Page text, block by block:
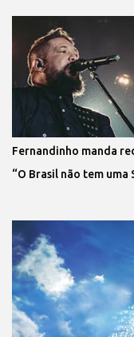
Fernandinho manda
“O Brasil não tem uma